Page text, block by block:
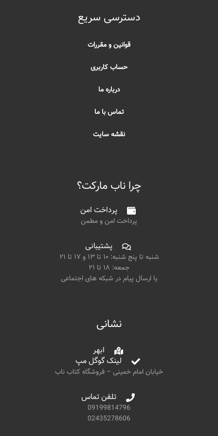
دسترسی سریع
قوانین و مقررات
حساب کاربری
درباره ما
تماس با ما
نقشه سایت
چرا ناب مارکت؟
پرداخت امن
پرداخت امن و مطمن
پشتیبانی
شنبه تا پنج شنبه: ۱۰ تا ۱۳ و ۱۷ تا ۲۱
جمعه: ۱۸ تا ۲۱
یا ارسال پیام در شبکه های اجتماعی
نشانی
ابهر
لینک گوگل مپ
خیابان امام خمینی – فروشگاه کتاب ناب
تلفن تماس
09199814796
02435278606